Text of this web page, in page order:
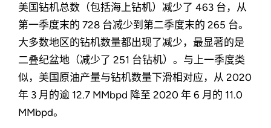
美国钻机总数（包括海上钻机）减少了 463 台，从
第一季度末的 728 台减少到第二季度末的 265 台。
大多数地区的钻机数量都出现了减少，最显著的是
二叠纪盆地（减少了 251 台钻机）。与上一季度类
似，美国原油产量与钻机数量下滑相对应，从 2020
年 3 月的逾 12.7 MMbpd 降至 2020 年 6 月的 11.0
MMbpd。